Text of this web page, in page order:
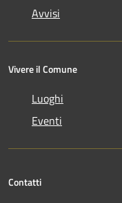
Avvisi
Vivere il Comune
Luoghi
Eventi
Contatti